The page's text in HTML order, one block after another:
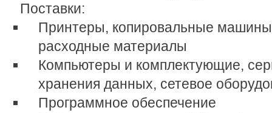
Поставки:
Принтеры, копировальные
расходные материалы
Компьютеры и комплектующие,
хранения данных, сетевое
Программное обеспечение